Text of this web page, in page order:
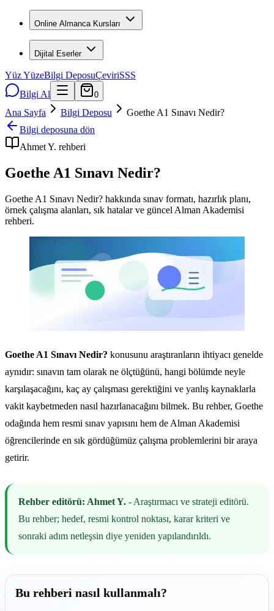
Online Almanca Kursları
Dijital Eserler
Yüz YüzeBilgi DeposuÇeviriSSS
Bilgi Al
0
Ana Sayfa Bilgi Deposu
Goethe A1 Sınavı Nedir?
Bilgi deposuna dön
Ahmet Y. rehberi
Goethe A1 Sınavı Nedir?
Goethe A1 Sınavı Nedir? hakkında sınav formatı, hazırlık planı,
örnek çalışma alanları, sık hatalar ve güncel Alman Akademisi
rehberi.
Goethe A1 Sınavı Nedir? konusunu araştıranların ihtiyacı genelde
aynıdır: sınavın tam olarak ne ölçtüğünü, hangi bölümde neyle
karşılaşacağını, kaç ay çalışması gerektiğini ve yanlış kaynaklarla
vakit kaybetmeden nasıl hazırlanacağını bilmek. Bu rehber, Goethe
odağında hem resmi sınav yapısını hem de Alman Akademisi
öğrencilerinde en sık gördüğümüz çalışma problemlerini bir araya
getirir.
Rehber editörü: Ahmet Y. - Araştırmacı ve strateji editörü.
Bu rehber; hedef, resmi kontrol noktası, karar kriteri ve
sonraki adım netleşsin diye yeniden yapılandırıldı.
Bu rehberi nasıl kullanmalı?